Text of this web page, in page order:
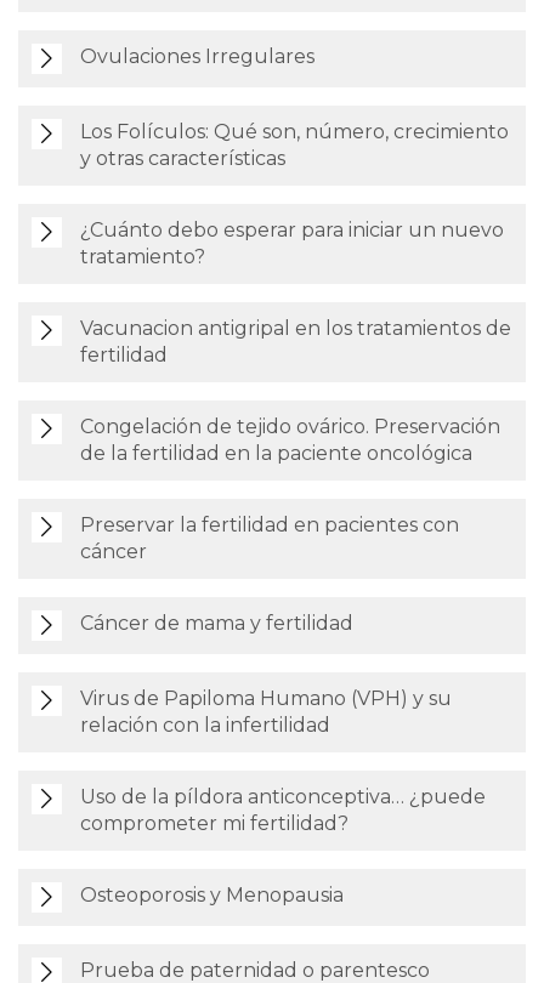
Ovulaciones Irregulares
Los Folículos: Qué son, número, crecimiento
y otras características
¿Cuánto debo esperar para iniciar un nuevo
tratamiento?
Vacunacion antigripal en los tratamientos de
fertilidad
Congelación de tejido ovárico. Preservación
de la fertilidad en la paciente oncológica
Preservar la fertilidad en pacientes con
cáncer
Cáncer de mama y fertilidad
Virus de Papiloma Humano (VPH) y su
relación con la infertilidad
Uso de la píldora anticonceptiva… ¿puede
comprometer mi fertilidad?
Osteoporosis y Menopausia
Prueba de paternidad o parentesco